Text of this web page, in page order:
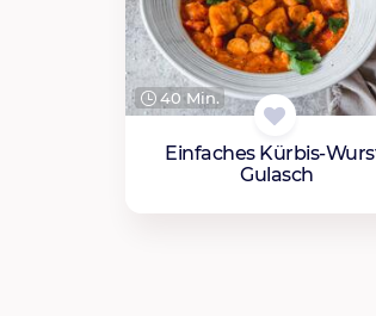
40 Min.
Einfaches Kürbis-
Gulasch